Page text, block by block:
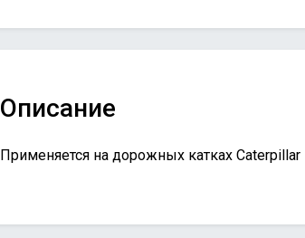
Описание
Применяется на дорожных катках Caterpillar